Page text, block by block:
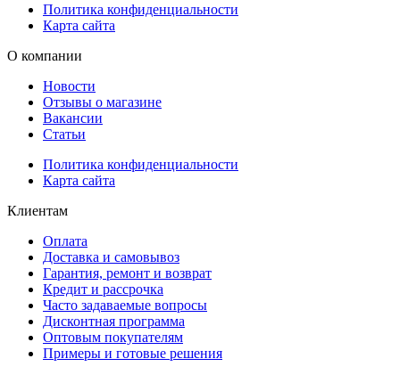
Политика конфиденциальности
Карта сайта
О компании
Новости
Отзывы о магазине
Вакансии
Статьи
Политика конфиденциальности
Карта сайта
Клиентам
Оплата
Доставка и самовывоз
Гарантия, ремонт и возврат
Кредит и рассрочка
Часто задаваемые вопросы
Дисконтная программа
Оптовым покупателям
Примеры и готовые решения